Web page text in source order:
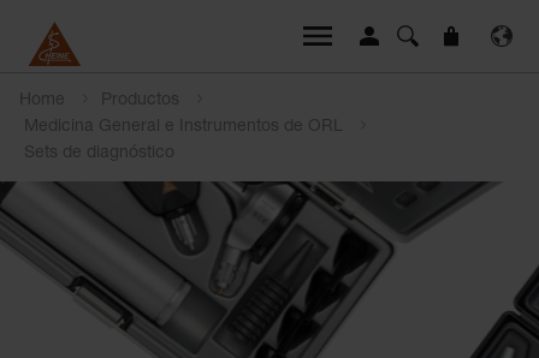
Home
Productos
Medicina General e Instrumentos de ORL
Sets de diagnóstico